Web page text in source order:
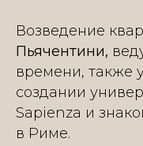
Возведение
Пьячентини,
времени, также
создании
Sapienza и
в Риме.